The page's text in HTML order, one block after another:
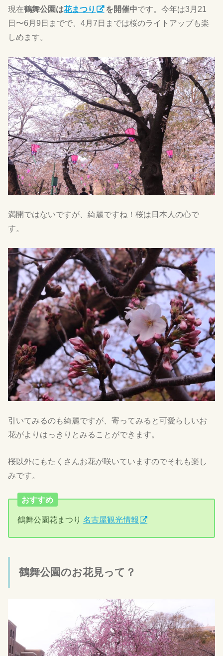
現在鶴舞公園は花まつり を開催中です。今年は3月21
日〜6月9日までで、4月7日までは桜のライトアップも楽
しめます。
満開ではないですが、綺麗ですね！桜は日本人の心で
す。
引いてみるのも綺麗ですが、寄ってみると可愛らしいお
花がよりはっきりとみることができます。
桜以外にもたくさんお花が咲いていますのでそれも楽し
みです。
おすすめ
鶴舞公園花まつり名古屋観光情報
鶴舞公園のお花見って？